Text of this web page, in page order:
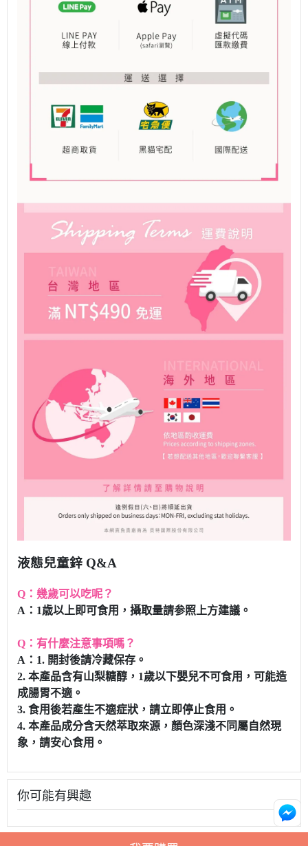
液態兒童鋅 Q&A
Q：幾歲可以吃呢？
A：1歳以上即可食用，攝取量請参照上方建議。
Q：有什麼注意事項嗎？
A：1. 開封後請冷藏保存。
2. 本產品含有山梨糖醇，1歲以下嬰兒不可食用，可能造
成腸胃不適。
3. 食用後若產生不適症狀，請立即停止食用。
4. 本產品成分含天然萃取來源，顏色深淺不同屬自然現
象，請安心食用。
你可能有興趣